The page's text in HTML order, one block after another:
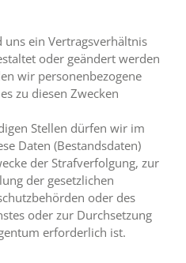
uns ein Vertragsverhältnis
oder geändert werden
wir personenbezogene
zu diesen Zwecken
Stellen dürfen wir im
Daten (Bestandsdaten)
der Strafverfolgung, zur
der gesetzlichen
oder des
oder zur Durchsetzung
erforderlich ist.